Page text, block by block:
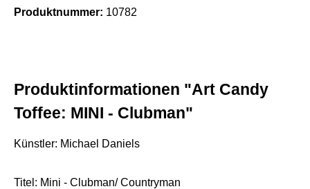
Produktnummer: 10782
Produktinformationen "Art Candy
Toffee: MINI - Clubman"
Künstler: Michael Daniels
Titel: Mini - Clubman/ Countryman